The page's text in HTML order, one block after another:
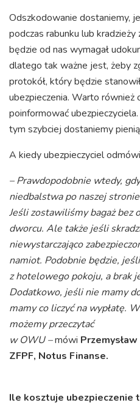
Odszkodowanie dostaniemy,
podczas rabunku lub
będzie od nas wymagał
dlatego tak ważne jest, żeby
protokół, który będzie
ubezpieczenia. Warto również
poinformować
tym szybciej dostaniemy
A kiedy ubezpieczyciel
– Prawdopodobnie wtedy,
niedbalstwa po naszej
Jeśli zostawiliśmy bagaż bez
dworcu. Ale także jeśli
niewystarczająco
namiot. Podobnie będzie,
z hotelowego pokoju, a brak
Dodatkowo, jeśli nie mamy
mamy co liczyć na wypłatę.
możemy przeczytać
w OWU –mówi
ZFPF, Notus Finanse.
Ile kosztuje ubezpieczenie